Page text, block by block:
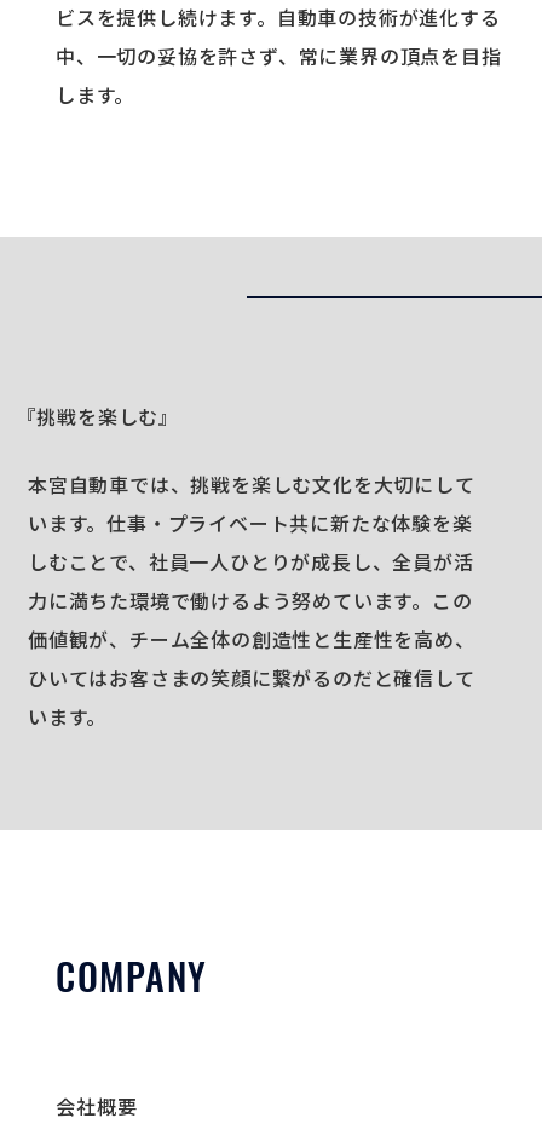
ビスを提供し続けます。自動車の技術が進化する
中、一切の妥協を許さず、常に業界の頂点を目指
します。
COMPANY
会社概要
『挑戦を楽しむ』
本宮自動車では、挑戦を楽しむ文化を大切にして
います。仕事・プライベート共に新たな体験を楽
しむことで、社員一人ひとりが成長し、全員が活
力に満ちた環境で働けるよう努めています。この
価値観が、チーム全体の創造性と生産性を高め、
ひいてはお客さまの笑顔に繋がるのだと確信して
います。